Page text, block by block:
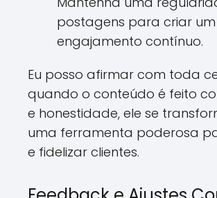
postagens para criar
engajamento contínuo.
Eu posso afirmar com toda
quando o conteúdo é feito
e honestidade, ele se
uma ferramenta poderosa
e fidelizar clientes.